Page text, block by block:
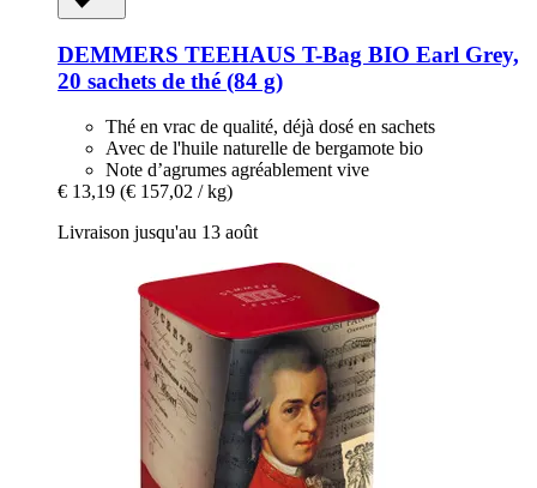
DEMMERS TEEHAUS T-​Bag BIO Earl Grey,
20 sachets de thé (84 g)
Thé en vrac de qualité, déjà dosé en sachets
Avec de l'huile naturelle de bergamote bio
Note d’agrumes agréablement vive
€ 13,19 (€ 157,02 / kg)
Livraison jusqu'au 13 août